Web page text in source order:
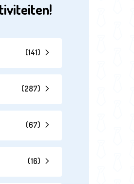
(141)
(287)
(67)
(16)